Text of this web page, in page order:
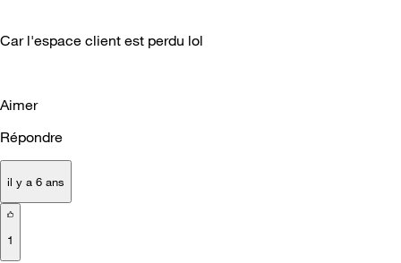
Car l'espace client est perdu lol
Aimer
Répondre
il y a 6 ans
1